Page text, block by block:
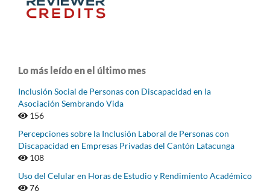
Lo más leído en el último mes
Inclusión Social de Personas con Discapacidad en la
Asociación Sembrando Vida
156
Percepciones sobre la Inclusión Laboral de Personas con
Discapacidad en Empresas Privadas del Cantón Latacunga
108
Uso del Celular en Horas de Estudio y Rendimiento Académico
76